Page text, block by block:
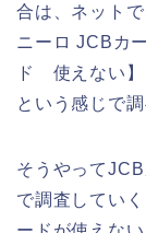
合は、ネット
ニーロ JCBカ
ド 使えない
という感じで
そうやって
で調査してい